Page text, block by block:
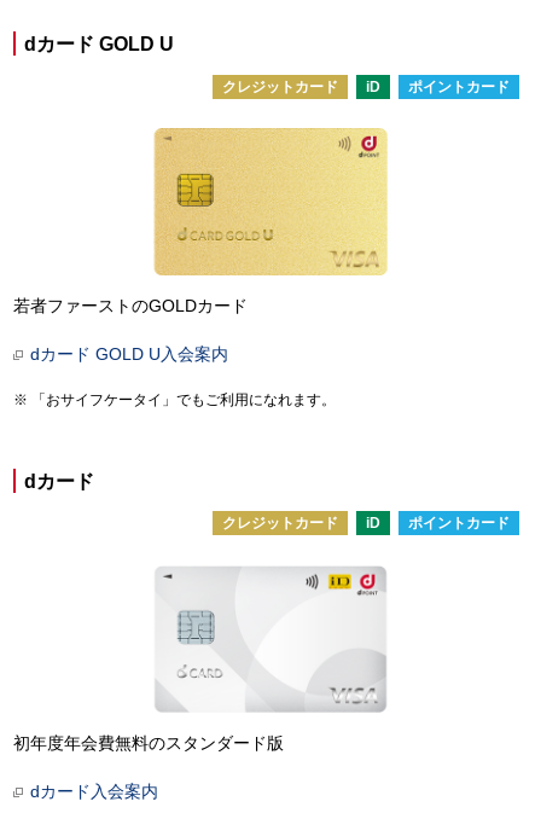
dカード GOLD U
クレジットカード iD ポイントカード
若者ファーストのGOLDカード
dカード GOLD U入会案内
「おサイフケータイ」でもご利用になれます。
dカード
クレジットカード iD ポイントカード
初年度年会費無料のスタンダード版
dカード入会案内